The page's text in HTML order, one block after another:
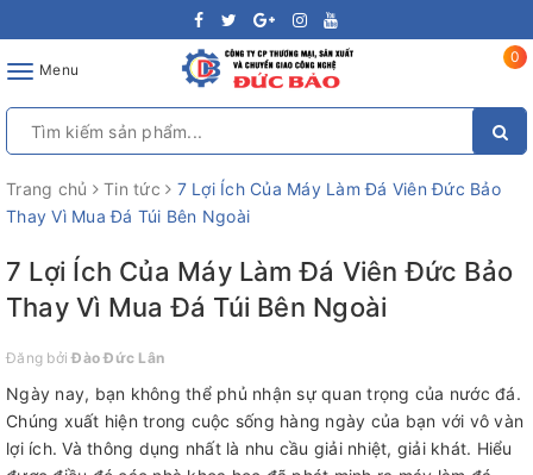
ToggleMenu
0
Trang chủ Tin tức
7 Lợi Ích Của Máy Làm Đá Viên Đức Bảo
Thay Vì Mua Đá Túi Bên Ngoài
7 Lợi Ích Của Máy Làm Đá Viên Đức Bảo
Thay Vì Mua Đá Túi Bên Ngoài
Đăng bởiĐào Đức Lân
Ngày nay, bạn không thể phủ nhận sự quan trọng của nước đá.
Chúng xuất hiện trong cuộc sống hàng ngày của bạn với vô vàn
lợi ích. Và thông dụng nhất là nhu cầu giải nhiệt, giải khát. Hiểu